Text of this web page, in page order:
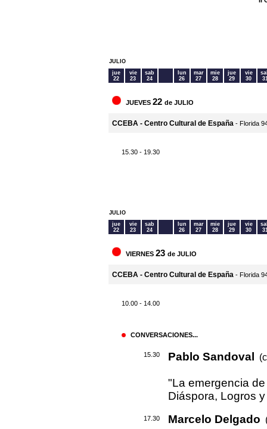
JULIO
jue
22
vie
23
sab
24
lun
26
mar
27
mie
28
jue
29
vie
30
JUEVES 22 de JULIO
CCEBA - Centro Cultural de España - Florida
15.30 - 19.30
JULIO
jue
22
vie
23
sab
24
lun
26
mar
27
mie
28
jue
29
vie
30
VIERNES 23 de JULIO
CCEBA - Centro Cultural de España - Florida
10.00 - 14.00
CONVERSACIONES...
15.30 Pablo Sandoval
"La emergencia
Diáspora, Logros
17.30 Marcelo Delgado